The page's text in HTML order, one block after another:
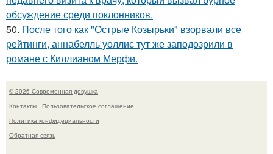
обсуждение среди поклонников.
50. После того как "Острые Козырьки" взорвали все
рейтинги, аннабелль уоллис тут же заподозрили в
романе с Киллианом Мерфи.
© 2026 Современная девушка
Контакты
Пользовательское соглашение
Политика конфидециальности
Обратная связь